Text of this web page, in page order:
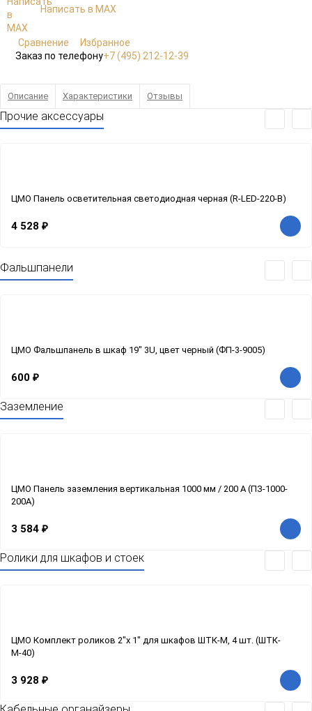
Написать в MAX
Сравнение
Избранное
Заказ по телефону+7 (495) 212-12-39
Описание Характеристики Отзывы
Прочие аксессуары
ЦМО Панель осветительная светодиодная черная (R-LED-220-B)
4 528 ₽
Фальшпанели
ЦМО Фальшпанель в шкаф 19" 3U, цвет черный (ФП-3-9005)
600 ₽
Заземление
ЦМО Панель заземления вертикальная 1000 мм / 200 А (ПЗ-1000-
200А)
3 584 ₽
Ролики для шкафов и стоек
ЦМО Комплект роликов 2"x 1" для шкафов ШТК-М, 4 шт. (ШТК-
М-40)
3 928 ₽